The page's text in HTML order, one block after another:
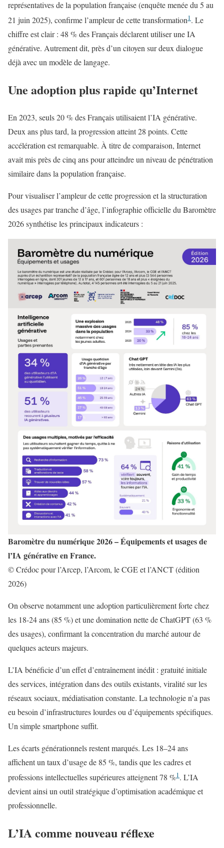
représentatives de la population française (enquête menée du 5 au
21 juin 2025), confirme l’ampleur de cette transformation1. Le
chiffre est clair : 48 % des Français déclarent utiliser une IA
générative. Autrement dit, près d’un citoyen sur deux dialogue
déjà avec un modèle de langage.
Une adoption plus rapide qu’Internet
En 2023, seuls 20 % des Français utilisaient l’IA générative.
Deux ans plus tard, la progression atteint 28 points. Cette
accélération est remarquable. À titre de comparaison, Internet
avait mis près de cinq ans pour atteindre un niveau de pénétration
similaire dans la population française.
Pour visualiser l’ampleur de cette progression et la structuration
des usages par tranche d’âge, l’infographie officielle du Baromètre
2026 synthétise les principaux indicateurs :
Baromètre du numérique 2026 – Équipements et usages de
l’IA générative en France.
© Crédoc pour l’Arcep, l’Arcom, le CGE et l’ANCT (édition
2026)
On observe notamment une adoption particulièrement forte chez
les 18-24 ans (85 %) et une domination nette de ChatGPT (63 %
des usages), confirmant la concentration du marché autour de
quelques acteurs majeurs.
L’IA bénéficie d’un effet d’entraînement inédit : gratuité initiale
des services, intégration dans des outils existants, viralité sur les
réseaux sociaux, médiatisation constante. La technologie n’a pas
eu besoin d’infrastructures lourdes ou d’équipements spécifiques.
Un simple smartphone suffit.
Les écarts générationnels restent marqués. Les 18–24 ans
affichent un taux d’usage de 85 %, tandis que les cadres et
professions intellectuelles supérieures atteignent 78 %1. L’IA
devient ainsi un outil stratégique d’optimisation académique et
professionnelle.
L’IA comme nouveau réflexe